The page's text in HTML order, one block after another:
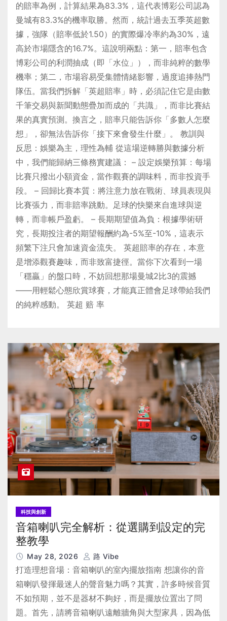
的賠率為例，計算結果為83.3%，這代表博彩公司認為
曼城有83.3%的機率取勝。然而，統計過去五季英超數
據，強隊（賠率低於1.50）的實際爆冷率約為30%，遠
高於市場隱含的16.7%。這說明兩點：第一，賠率包含
博彩公司的利潤抽成（即「水位」），而非純粹的數學
機率；第二，市場容易受集體情緒影響，過度追捧熱門
隊伍。當我們拆解「英超賠率」時，必須記住它是由數
千筆交易與新聞動態疊加而成的「共識」，而非比賽結
果的真實預測。換言之，賠率只能告訴你「多數人怎麼
想」，卻無法告訴你「接下來會發生什麼」。 教訓與
反思：娛樂為主，理性為輔 從這場逆轉勝與數據分析
中，我們能歸納三條務實建議： – 設定娛樂預算：每場
比賽只撥出小額資金，當作觀賽的調味料，而非投資手
段。 – 回歸比賽本質：將注意力放在戰術、球員表現與
比賽張力，而非賠率跳動。足球的快樂來自進球與逆
轉，而非帳戶盈虧。 – 長期期望值為負：根據學術研
究，長期投注者的期望報酬約為-5%至-10%，這表示
頻繁下注只會加速資金流失。 英超賠率的存在，本意
是增添觀賽趣味，而非致富捷徑。當你下次看到一場
「穩贏」的盤口時，不妨回想那場曼城2比3的震撼
——用輕鬆心態欣賞球賽，才能真正體會足球帶給我們
的純粹感動。 英超 赔 率
科技與創新
音箱喇叭完全解析：從選購到設定的完
整教學
May 28, 2026 路 Vibe
打造理想音場：音箱喇叭的室內擺放指南 想讓你的音
箱喇叭發揮最迷人的聲音魅力嗎？其實，許多時候音質
不如預期，並不是器材不夠好，而是擺放位置出了問
題。首先，請將音箱喇叭遠離牆角與大型家具，因為低